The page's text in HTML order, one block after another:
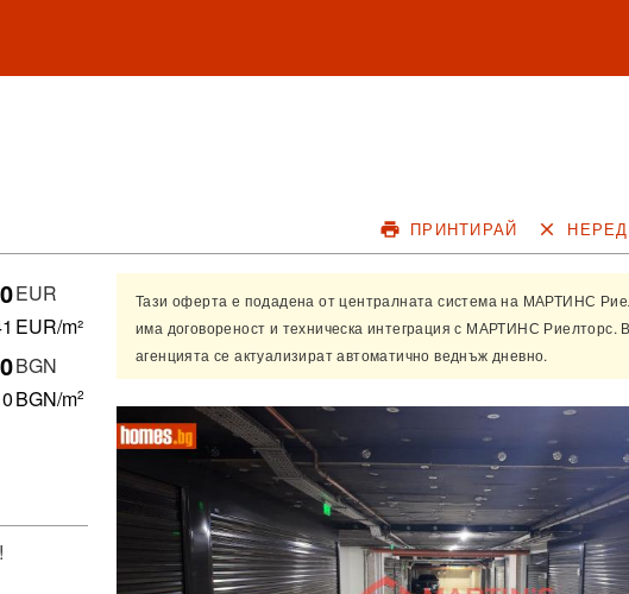
print ПРИНТИРАЙ close
Тази оферта е подадена от централната система на МАРТИНС
има договореност и техническа интеграция с МАРТИНС Риелторс.
агенцията се актуализират автоматично веднъж дневно.
EUR
EUR/m²
BGN
BGN/m2